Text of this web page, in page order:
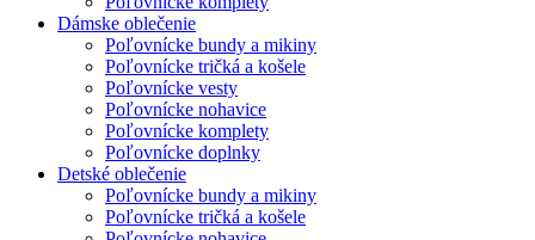
Dámske oblečenie
Poľovnícke bundy a mikiny
Poľovnícke tričká a košele
Poľovnícke vesty
Poľovnícke nohavice
Poľovnícke komplety
Poľovnícke doplnky
Detské oblečenie
Poľovnícke bundy a mikiny
Poľovnícke tričká a košele